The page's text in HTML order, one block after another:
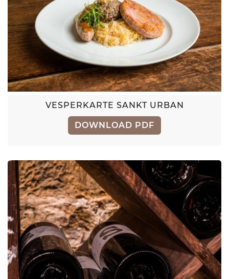
VESPERKARTE SANKT URBAN
DOWNLOAD PDF